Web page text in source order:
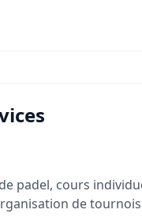
padel, cours
de